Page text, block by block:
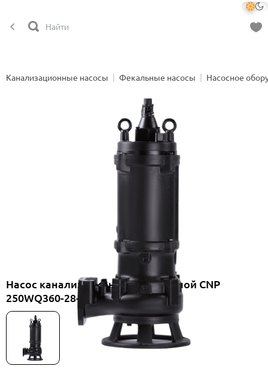
Канализационные насосы Фекальные насосы Насосное
Насос канализационный погружной CNP
250WQ360-28-45AC(I)